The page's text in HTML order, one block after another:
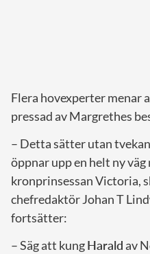
Flera hovexperter menar
pressad av Margrethes
– Detta sätter utan
öppnar upp en helt ny
kronprinsessan Victoria,
chefredaktör Johan T
fortsätter:
– Säg att kungHarald av